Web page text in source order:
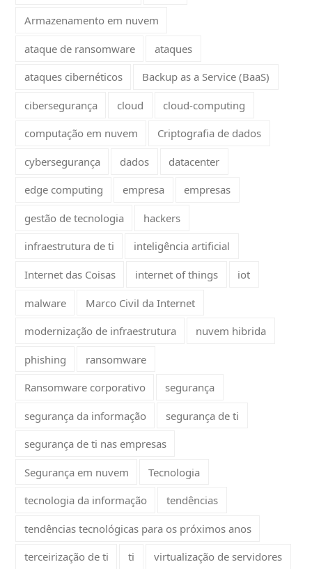
Armazenamento em nuvem
ataque de ransomware ataques
ataques cibernéticos Backup as a Service (BaaS)
cibersegurança cloud cloud-computing
computação em nuvem Criptografia de dados
cybersegurança dados datacenter
edge computing empresa empresas
gestão de tecnologia hackers
infraestrutura de ti inteligência artificial
Internet das Coisas internet of things iot
malware Marco Civil da Internet
modernização de infraestrutura nuvem hibrida
phishing ransomware
Ransomware corporativo segurança
segurança da informação segurança de ti
segurança de ti nas empresas
Segurança em nuvem Tecnologia
tecnologia da informação tendências
tendências tecnológicas para os próximos anos
terceirização de ti ti virtualização de servidores